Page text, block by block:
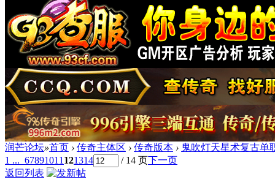
润芒论坛»首页 › 传奇主体区 › 传奇版本 › 鬼吹灯天星术复古单
1 ... 67891011 121314 / 14 页下一页
返回列表